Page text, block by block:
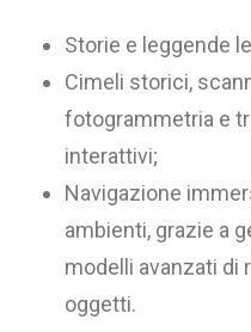
Storie e leggende
Cimeli storici,
fotogrammetria e
interattivi;
Navigazione
ambienti, grazie a
modelli avanzati di
oggetti.